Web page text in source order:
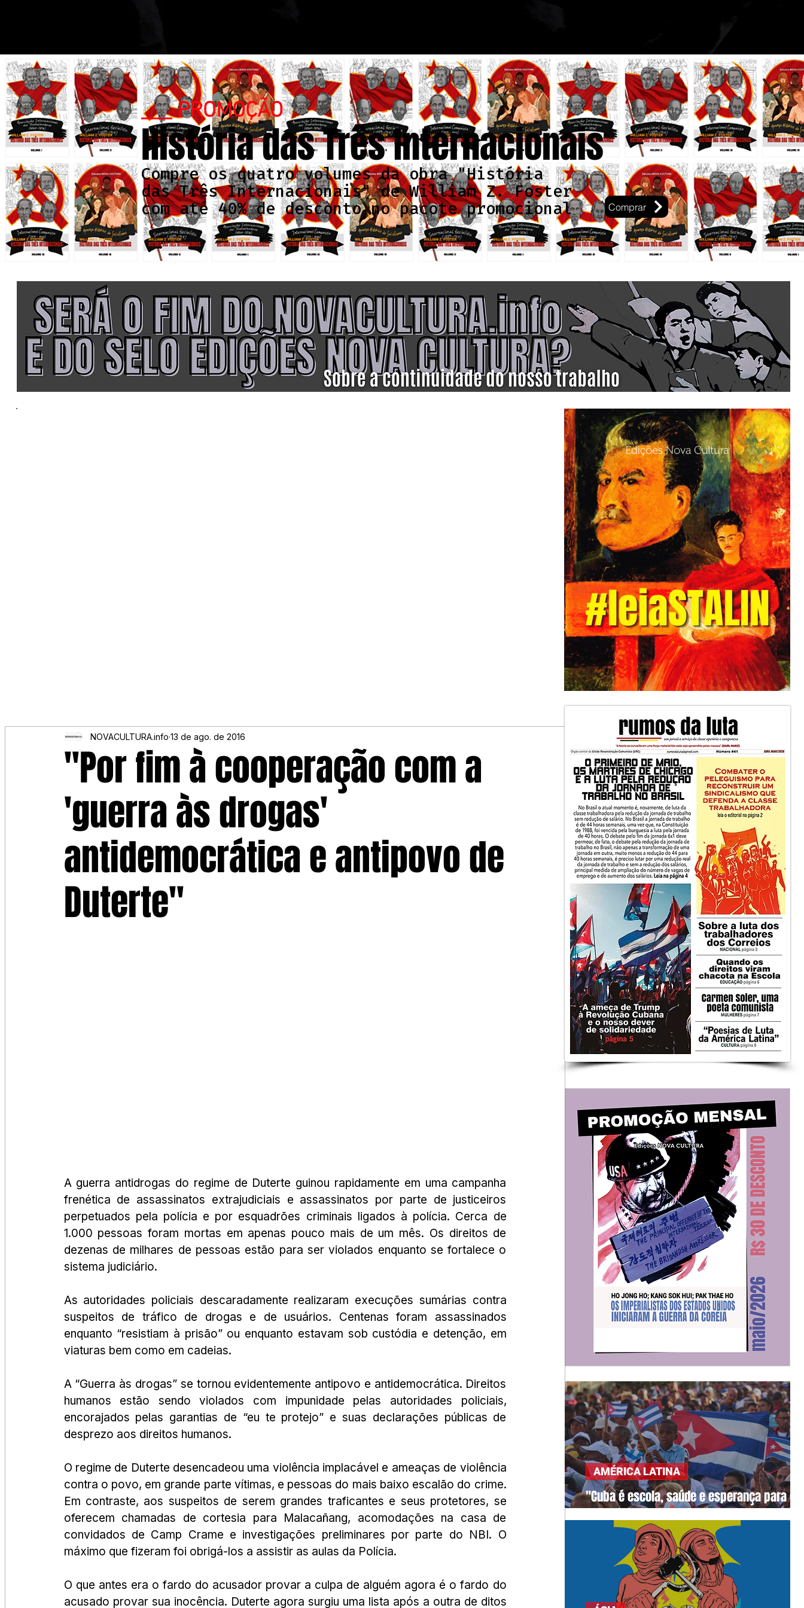
Compre os quatro volumes da obra "História
das Três Internacionais" de William Z. Foster
com até 40% de desconto no pacote promocional
___ PROMOÇÃO
História das Três Internacionais
Comprar
"Por fim à cooperação com a
'guerra às drogas'
antidemocrática e antipovo de
Duterte"
NOVACULTURA.info 13 de ago. de 2016
A guerra antidrogas do regime de Duterte guinou rapidamente em uma campanha
frenética de assassinatos extrajudiciais e assassinatos por parte de justiceiros
perpetuados pela polícia e por esquadrões criminais ligados à polícia. Cerca de
1.000 pessoas foram mortas em apenas pouco mais de um mês. Os direitos de
dezenas de milhares de pessoas estão para ser violados enquanto se fortalece o
sistema judiciário.
As autoridades policiais descaradamente realizaram execuções sumárias contra
suspeitos de tráfico de drogas e de usuários. Centenas foram assassinados
enquanto “resistiam à prisão” ou enquanto estavam sob custódia e detenção, em
viaturas bem como em cadeias.
A “Guerra às drogas” se tornou evidentemente antipovo e antidemocrática. Direitos
humanos estão sendo violados com impunidade pelas autoridades policiais,
encorajados pelas garantias de “eu te protejo” e suas declarações públicas de
desprezo aos direitos humanos.
O regime de Duterte desencadeou uma violência implacável e ameaças de violência
contra o povo, em grande parte vítimas, e pessoas do mais baixo escalão do crime.
Em contraste, aos suspeitos de serem grandes traficantes e seus protetores, se
oferecem chamadas de cortesia para Malacañang, acomodações na casa de
convidados de Camp Crame e investigações preliminares por parte do NBI. O
máximo que fizeram foi obrigá-los a assistir as aulas da Polícia.
O que antes era o fardo do acusador provar a culpa de alguém agora é o fardo do
acusado provar sua inocência. Duterte agora surgiu uma lista após a outra de ditos
"Cuba é escola, saúde e esperança para o
AMÉRICA LATINA